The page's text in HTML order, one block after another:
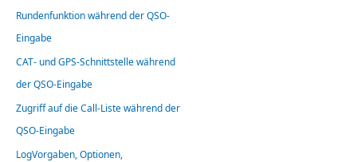
Rundenfunktion während der QSO-
Eingabe
CAT- und GPS-Schnittstelle während
der QSO-Eingabe
Zugriff auf die Call-Liste während der
QSO-Eingabe
LogVorgaben, Optionen,